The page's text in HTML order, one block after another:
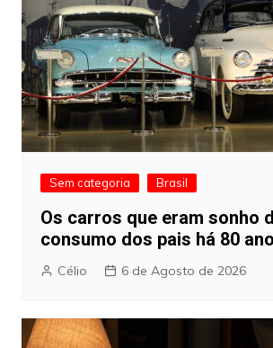
Sem categoria Brasil
Os carros que eram sonho
consumo dos pais há 80
Célio 6 de Agosto de 2026